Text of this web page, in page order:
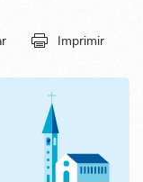
Imprimir